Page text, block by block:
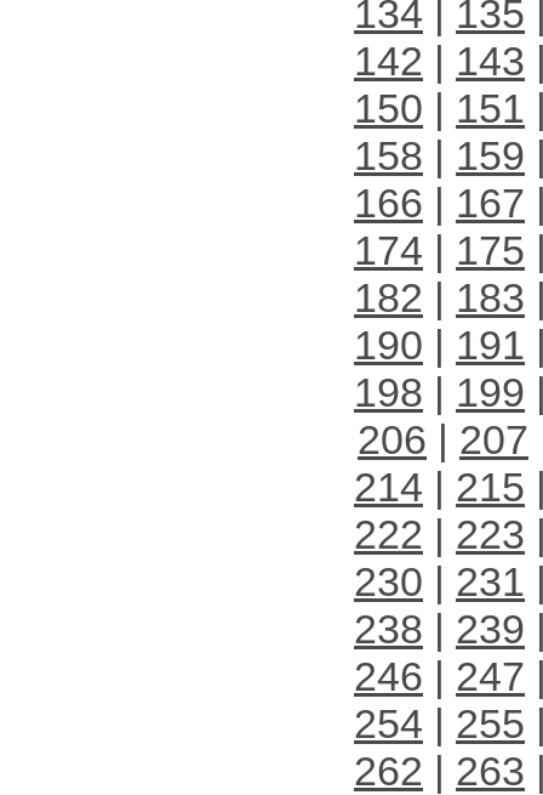
134 | 135
142 | 143
150 | 151
158 | 159
166 | 167
174 | 175
182 | 183
190 | 191
198 | 199
206 | 207
214 | 215
222 | 223
230 | 231
238 | 239
246 | 247
254 | 255
262 | 263